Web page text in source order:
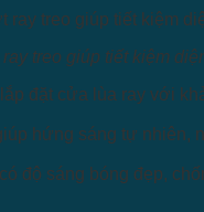
treo giúp tiết kiệm
đặt cửa lùa ray với
hứng sáng tự
độ sáng bóng đẹp,